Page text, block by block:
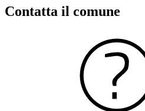
Contatta il comune